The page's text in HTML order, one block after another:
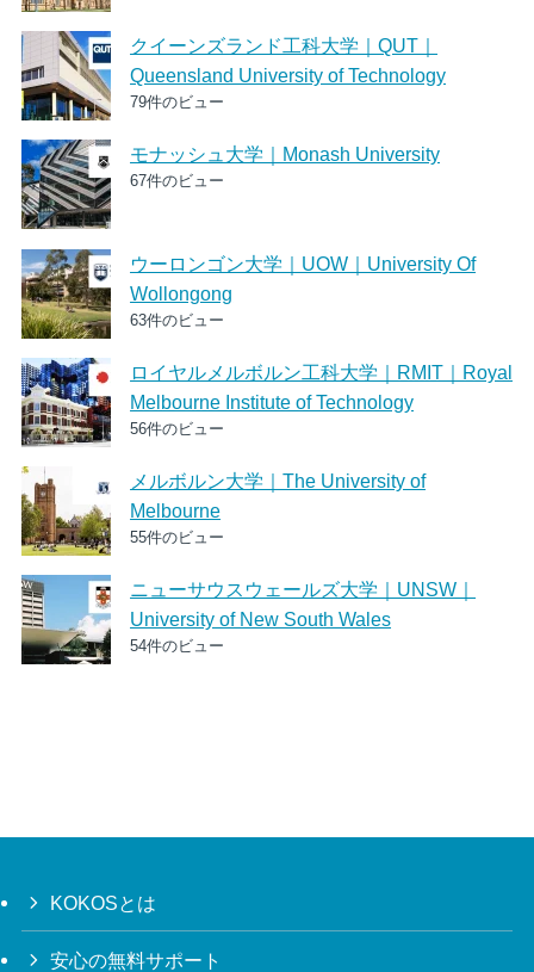
クイーンズランド工科大学｜QUT｜
Queensland University of Technology
79件のビュー
モナッシュ大学｜Monash University
67件のビュー
ウーロンゴン大学｜UOW｜University Of
Wollongong
63件のビュー
ロイヤルメルボルン工科大学｜RMIT｜Royal
Melbourne Institute of Technology
56件のビュー
メルボルン大学｜The University of
Melbourne
55件のビュー
ニューサウスウェールズ大学｜UNSW｜
University of New South Wales
54件のビュー
KOKOSとは
安心の無料サポート